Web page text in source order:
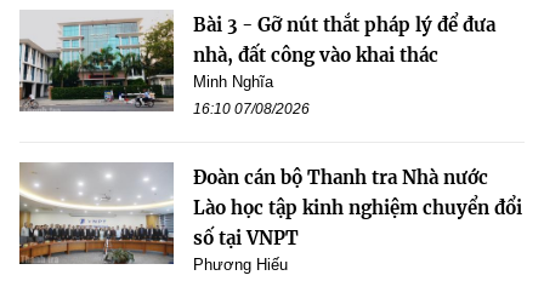
Bài 3 - Gỡ nút thắt pháp lý để đưa
nhà, đất công vào khai thác
Minh Nghĩa
16:10 07/08/2026
Đoàn cán bộ Thanh tra Nhà nước
Lào học tập kinh nghiệm chuyển đổi
số tại VNPT
Phương Hiếu